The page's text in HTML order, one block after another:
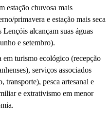
estação chuvosa mais
primavera e estação mais seca
Lençóis alcançam suas águas
e setembro).
em turismo ecológico (recepção
serviços associados
transporte), pesca artesanal e
e extrativismo em menor